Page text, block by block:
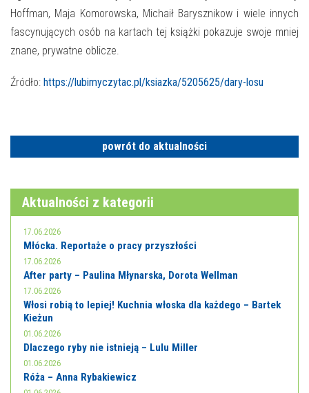
Hoffman, Maja Komorowska, Michaił Barysznikow i wiele innych
fascynujących osób na kartach tej książki pokazuje swoje mniej
znane, prywatne oblicze.
Źródło: https://lubimyczytac.pl/ksiazka/5205625/dary-losu
powrót do aktualności
Aktualności z kategorii
17.06.2026
Młócka. Reportaże o pracy przyszłości
17.06.2026
After party – Paulina Młynarska, Dorota Wellman
17.06.2026
Włosi robią to lepiej! Kuchnia włoska dla każdego – Bartek
Kieżun
01.06.2026
Dlaczego ryby nie istnieją – Lulu Miller
01.06.2026
Róża – Anna Rybakiewicz